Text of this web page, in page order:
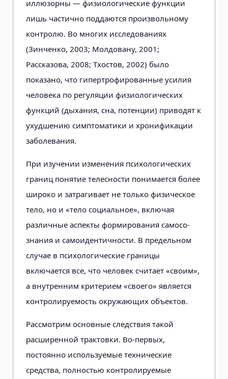
иллюзорны — физиологичес­кие функции
лишь частично поддают­ся произвольному
контролю. Во мно­гих исследованиях
(Зинченко, 2003; Молдовану, 2001;
Рассказова, 2008; Тхостов, 2002) было
показано, что ги­пертрофированные усилия
человека по регуляции физиологических
функ­ций (дыхания, сна, потенции) приво­дят к
ухудшению симптоматики и хронификации
заболевания.
При изучении изменения психоло­гических
границ понятие телесности понимается более
широко и затраги­вает не только физическое
тело, но и «тело социальное», включая
различ­ные аспекты формирования самосо­
знания и самоидентичности. В пре­дельном
случае в психологические границы
включается все, что человек считает «своим»,
а внутренним крите­рием «своего» является
контролируе­мость окружающих объектов.
Рассмотрим основные следствия такой
расширенной трактовки. Во-первых,
постоянно используемые технические
средства, полностью контро­лируемые